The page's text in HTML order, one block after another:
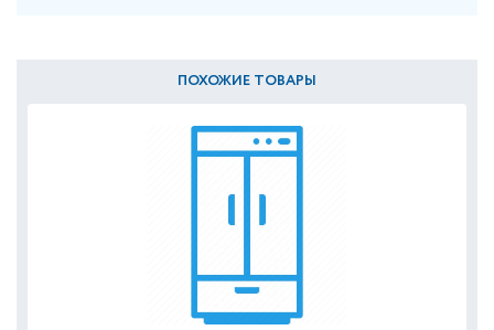
ПОХОЖИЕ ТОВАРЫ